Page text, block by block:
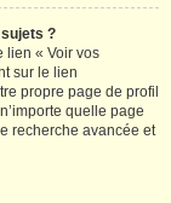
?
lien « Voir vos
sur le lien
propre page de profil
quelle page
recherche avancée et